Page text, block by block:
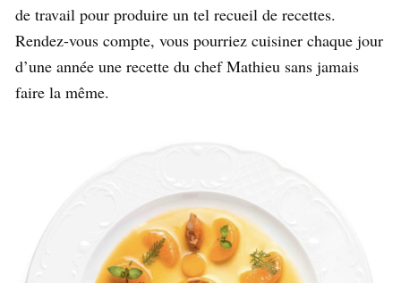
de travail pour produire un tel recueil de recettes.
Rendez-vous compte, vous pourriez cuisiner chaque jour
d’une année une recette du chef Mathieu sans jamais
faire la même.